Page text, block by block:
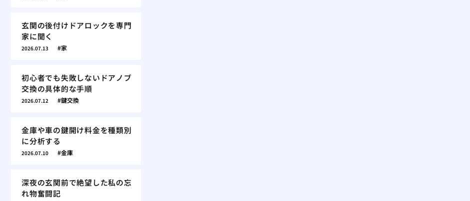
玄関の後付けドアロックを専門
家に聞く
2026.07.13 家
初心者でも失敗しないドアノブ
交換の具体的な手順
2026.07.12 鍵交換
金庫や車の鍵開け料金を種類別
に分析する
2026.07.10 金庫
深夜の玄関前で絶望した私の忘
れ物奮闘記